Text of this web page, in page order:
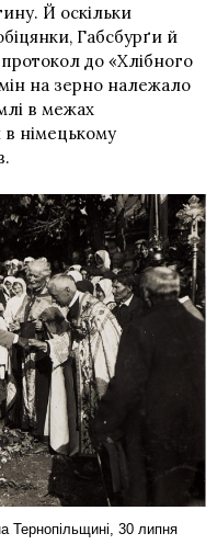
Й оскільки
Габсбурґи й
до «Хлібного
на зерно належало
в межах
в німецькому
Тернопільщині, 30 липня